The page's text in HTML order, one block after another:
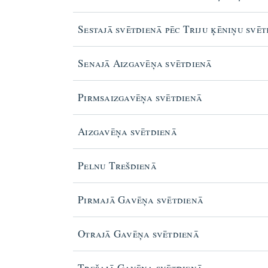
Sestajā svētdienā pēc Triju ķēniņu
Senajā Aizgavēņa svētdienā
Pirmsaizgavēņa svētdienā
Aizgavēņa svētdienā
Pelnu Trešdienā
Pirmajā Gavēņa svētdienā
Otrajā Gavēņa svētdienā